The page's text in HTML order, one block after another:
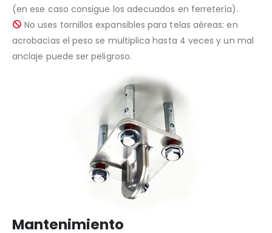
(en ese caso consigue los adecuados en ferretería).
No uses tornillos expansibles para telas aéreas: en
acrobacias el peso se multiplica hasta 4 veces y un mal
anclaje puede ser peligroso.
Mantenimiento